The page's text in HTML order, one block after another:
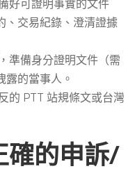
好可證明事實的文件
、交易紀錄、澄清證據
準備身分證明文件（需
露的當事人。
的 PTT 站規條文或台灣
確的申訴/